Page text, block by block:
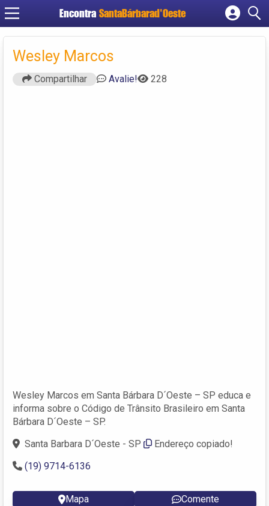
Encontra SantaBárbarad'Oeste
Cadastrar empresa
Wesley Marcos
Compartilhar Avalie! 228
Wesley Marcos em Santa Bárbara D´Oeste – SP educa e
informa sobre o Código de Trânsito Brasileiro em Santa
Bárbara D´Oeste – SP.
Santa Barbara D´Oeste - SP
Endereço copiado!
(19) 9714-6136
Mapa Comente